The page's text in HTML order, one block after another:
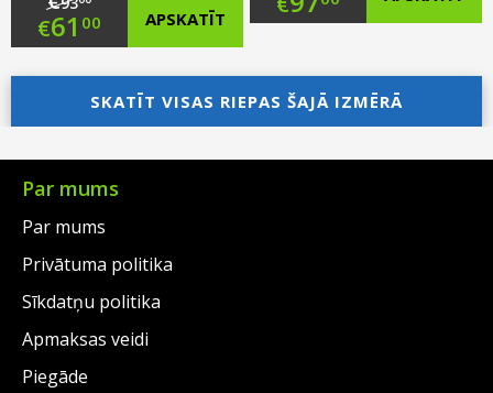
Original
price
was:
€93.00.
€61 00
Current
price
is:
€61.00.
APSKATĪT
was:
€123.00.
price
is:
€97.00.
SKATĪT VISAS RIEPAS ŠAJĀ IZMĒRĀ
Par mums
Par mums
Privātuma politika
Sīkdatņu politika
Apmaksas veidi
Piegāde